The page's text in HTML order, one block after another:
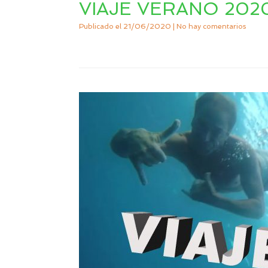
VIAJE VERANO
Publicado el 21/06/2020 No hay comentarios